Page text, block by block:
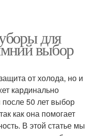
для
выбор
от холода, но и
кардинально
50 лет выбор
как она помогает
В этой статье мы